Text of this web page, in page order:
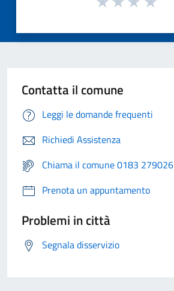
Contatta il comune
Leggi le domande frequenti
Richiedi Assistenza
Chiama il comune 0183 279026
Prenota un appuntamento
Problemi in città
Segnala disservizio